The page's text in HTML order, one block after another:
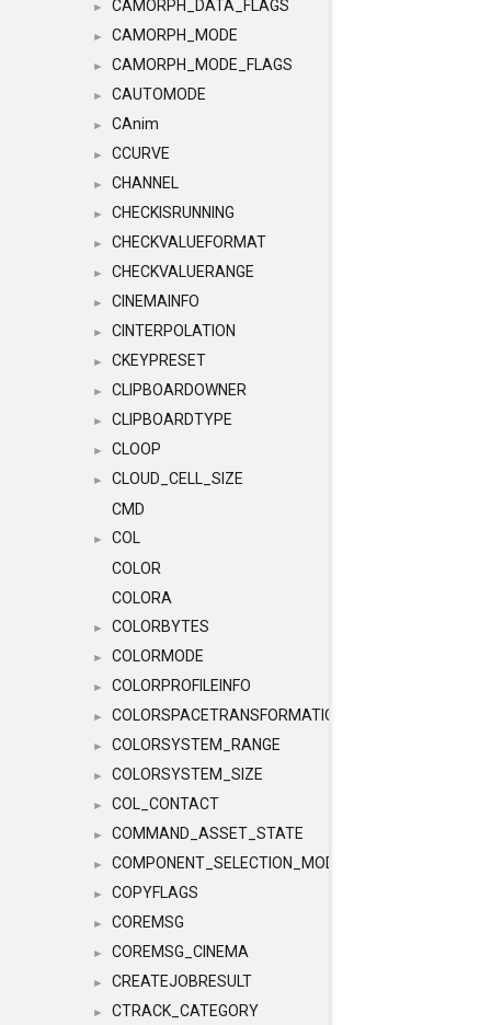
► CAMORPH_DATA_FLAGS
► CAMORPH_MODE
► CAMORPH_MODE_FLAGS
► CAUTOMODE
► CAnim
► CCURVE
► CHANNEL
► CHECKISRUNNING
► CHECKVALUEFORMAT
► CHECKVALUERANGE
► CINEMAINFO
► CINTERPOLATION
► CKEYPRESET
► CLIPBOARDOWNER
► CLIPBOARDTYPE
► CLOOP
►
CLOUD_CELL_SIZE
CMD
►
COL
COLOR
COLORA
► COLORBYTES
► COLORMODE
► COLORPROFILEINFO
► COLORSPACETRANSFORMATION
► COLORSYSTEM_RANGE
► COLORSYSTEM_SIZE
► COL_CONTACT
► COMMAND_ASSET_STATE
► COMPONENT_SELECTION_MODES
► COPYFLAGS
► COREMSG
► COREMSG_CINEMA
► CREATEJOBRESULT
► CTRACK_CATEGORY